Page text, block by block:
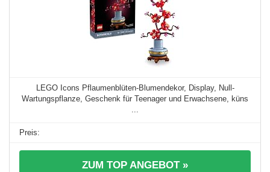
LEGO Icons Pflaumenblüten-Blumendekor, Display, Null-
Wartungspflanze, Geschenk für Teenager und Erwachsene, küns
...
ZUM TOP ANGEBOT »